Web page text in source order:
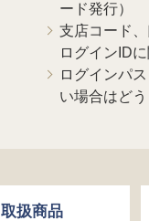
ード発行）
支店コード
ログインID
ログインパ
い場合はど
取扱商品